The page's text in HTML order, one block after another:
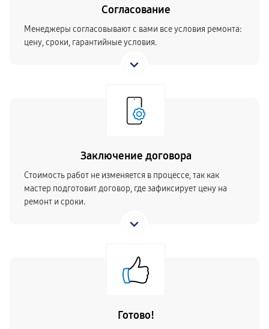
Согласование
Менеджеры согласовывают с вами все условия ремонта:
цену, сроки, гарантийные условия.
Заключение договора
Стоимость работ не изменяется в процессе, так как
мастер подготовит договор, где зафиксирует цену на
ремонт и сроки.
Готово!